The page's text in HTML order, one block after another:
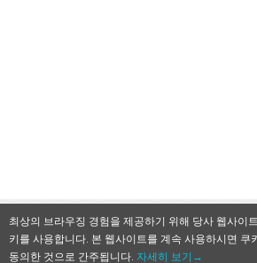
QooApp Limited ©
최상의 브라우징 경험을 제공하기 위해 당사 웹사이
키를 사용합니다. 본 웹사이트를 계속 사용하시면 쿠
동의한 것으로 간주됩니다. 자세히 보기→